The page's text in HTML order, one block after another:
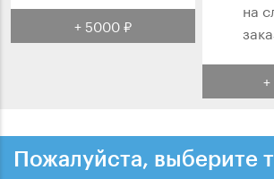
+ 5000 ₽
на
Пожалуйста, выберите